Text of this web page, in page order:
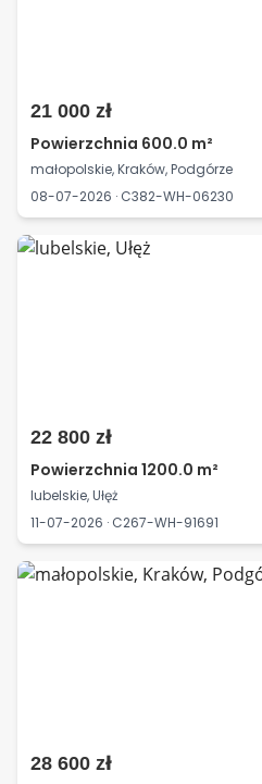
21 000 zł
Powierzchnia 600.0 m²
małopolskie, Kraków, Podgórze
08-07-2026 · C382-WH-06230
22 800 zł
Powierzchnia 1200.0 m²
lubelskie, Ułęż
11-07-2026 · C267-WH-91691
28 600 zł